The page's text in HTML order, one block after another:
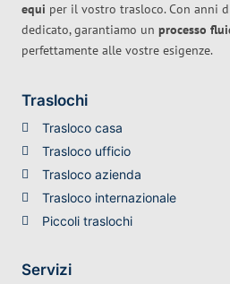
equi per il vostro trasloco. Con anni
dedicato, garantiamo un processo
perfettamente alle vostre esigenze.
Traslochi
Trasloco casa
Trasloco ufficio
Trasloco azienda
Trasloco internazionale
Piccoli traslochi
Servizi